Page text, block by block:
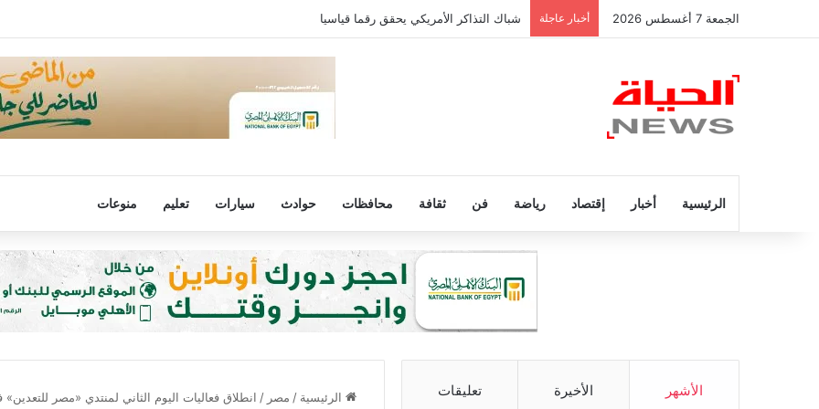
الجمعة 7 أغسطس 2026 أخبار عاجلة شباك التذاكر الأمريكي يحقق رقما قياسيا
الرئيسية أخبار إقتصاد رياضة فن ثقافة محافظات حوادث سيارات تعليم منوعات
الرئيسية / مصر / انطلاق فعاليات اليوم الثاني لمنتدي «مصر للتعدين» الأشهر الأخيرة تعليقات